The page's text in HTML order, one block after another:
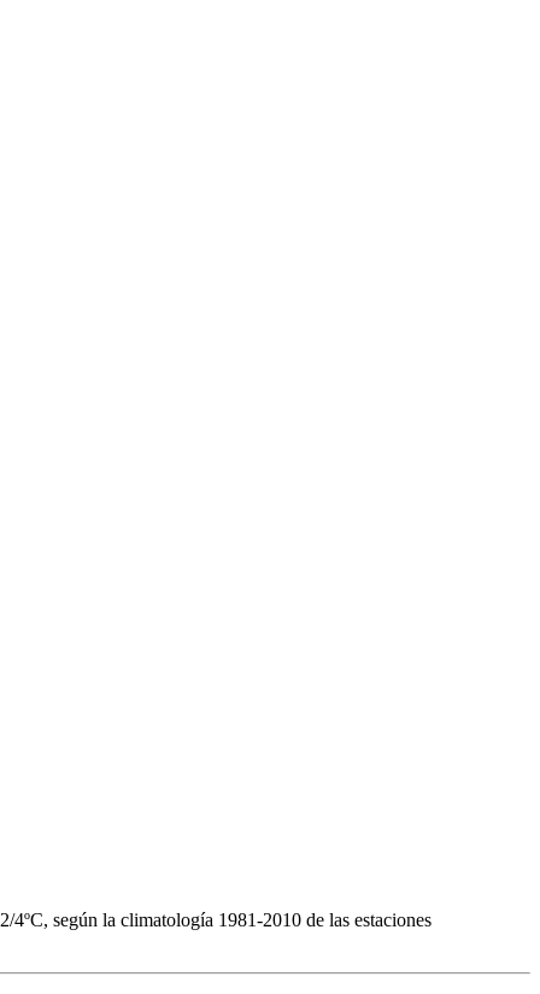
4ºC, según la climatología 1981-2010 de las estaciones